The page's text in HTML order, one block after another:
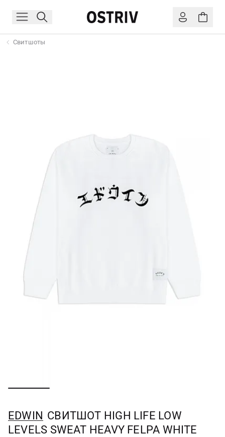
Свитшоты
EDWIN СВИТШОТ HIGH LIFE LOW
LEVELS SWEAT HEAVY FELPA WHITE